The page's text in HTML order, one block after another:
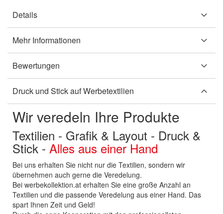
Details
Mehr Informationen
Bewertungen
Druck und Stick auf Werbetextilien
Wir veredeln Ihre Produkte
Textilien - Grafik & Layout - Druck &
Stick - Alles aus einer Hand
Bei uns erhalten Sie nicht nur die Textilien, sondern wir
übernehmen auch gerne die Veredelung.
Bei werbekollektion.at erhalten Sie eine große Anzahl an
Textilien und die passende Veredelung aus einer Hand. Das
spart Ihnen Zeit und Geld!